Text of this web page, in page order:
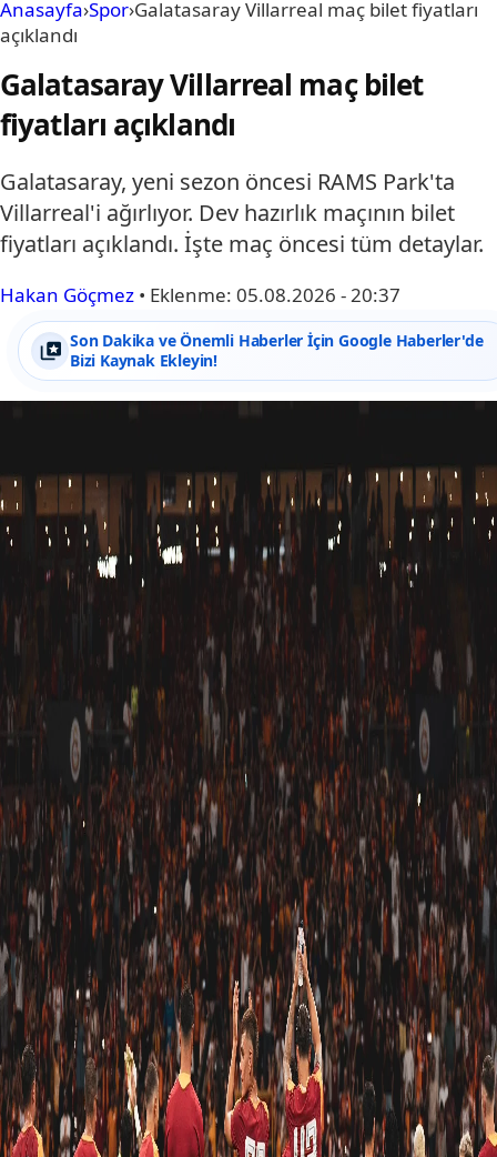
Anasayfa›Spor›Galatasaray Villarreal maç bilet fiyatları
açıklandı
Galatasaray Villarreal maç bilet
fiyatları açıklandı
Galatasaray, yeni sezon öncesi RAMS Park'ta
Villarreal'i ağırlıyor. Dev hazırlık maçının bilet
fiyatları açıklandı. İşte maç öncesi tüm detaylar.
Hakan Göçmez • Eklenme: 05.08.2026 - 20:37
Son Dakika ve Önemli Haberler İçin Google Haberler'de
Bizi Kaynak Ekleyin!